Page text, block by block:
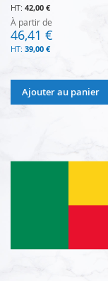
42,00 €
À partir de
46,41 €
39,00 €
Ajouter au panier